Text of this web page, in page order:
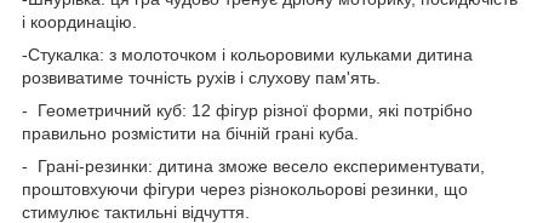
і координацію.
-Стукалка: з молоточком і кольоровими кульками дитина
розвиватиме точність рухів і слухову пам'ять.
- Геометричний куб: 12 фігур різної форми, які потрібно
правильно розмістити на бічній грані куба.
- Грані-резинки: дитина зможе весело експериментувати,
проштовхуючи фігури через різнокольорові резинки, що
стимулює тактильні відчуття.